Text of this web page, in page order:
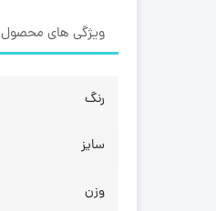
ویژگی های محصول
رنگ
سایز
وزن